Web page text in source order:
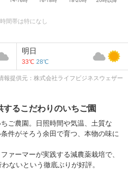
間帯は特になし
明日
33℃ 28℃
報提供元：株式会社ライフビジネスウェザー
るこだわりのいちご園
ご農園。日照時間や気温、土質な
件がそろう余田で育つ、本物の味に
ァーマーが実践する減農薬栽培で、
ないという徹底ぶりが好評。